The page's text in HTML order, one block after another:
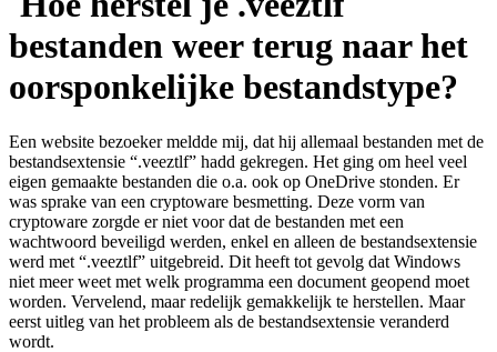
bestanden weer terug naar het
oorsponkelijke bestandstype?
Een website bezoeker meldde mij, dat hij allemaal bestanden met de
bestandsextensie “.veeztlf” hadd gekregen. Het ging om heel veel
eigen gemaakte bestanden die o.a. ook op OneDrive stonden. Er
was sprake van een cryptoware besmetting. Deze vorm van
cryptoware zorgde er niet voor dat de bestanden met een
wachtwoord beveiligd werden, enkel en alleen de bestandsextensie
werd met “.veeztlf” uitgebreid. Dit heeft tot gevolg dat Windows
niet meer weet met welk programma een document geopend moet
worden. Vervelend, maar redelijk gemakkelijk te herstellen. Maar
eerst uitleg van het probleem als de bestandsextensie veranderd
wordt.